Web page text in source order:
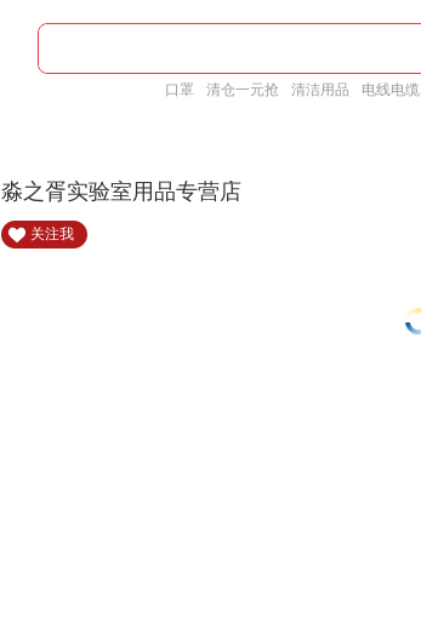
口罩 清仓一元抢 清洁用品 电线电缆
淼之胥实验室用品专营店
关注我